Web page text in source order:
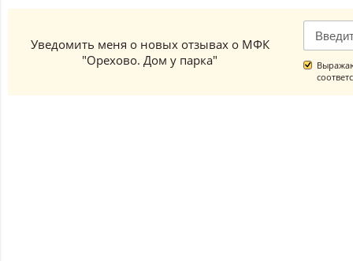
Уведомить меня о новых отзывах о МФК
"Орехово. Дом у парка"